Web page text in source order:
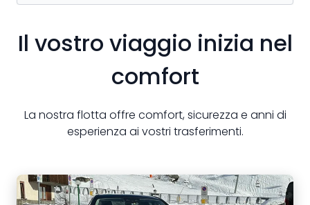
Il vostro viaggio inizia nel
comfort
La nostra flotta offre comfort, sicurezza e anni di
esperienza ai vostri trasferimenti.